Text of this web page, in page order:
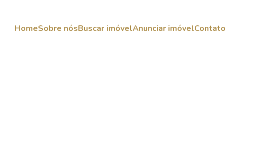
HomeSobre nósBuscar imóvelAnunciar imóvelContato